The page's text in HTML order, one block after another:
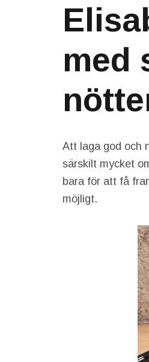
med
Att laga god och
särskilt mycket
bara för att få
möjligt.